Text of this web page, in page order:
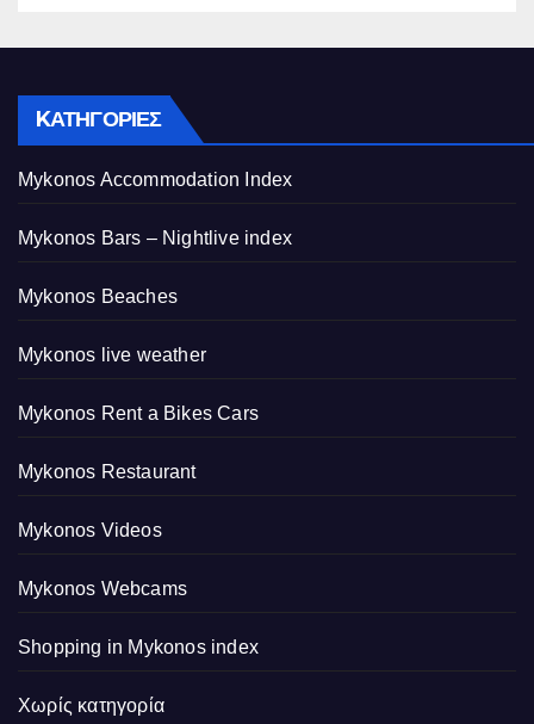
KΑΤΗΓΟΡΊΕΣ
Mykonos Accommodation Index
Mykonos Bars – Nightlive index
Mykonos Beaches
Mykonos live weather
Mykonos Rent a Bikes Cars
Mykonos Restaurant
Mykonos Videos
Mykonos Webcams
Shopping in Mykonos index
Χωρίς κατηγορία